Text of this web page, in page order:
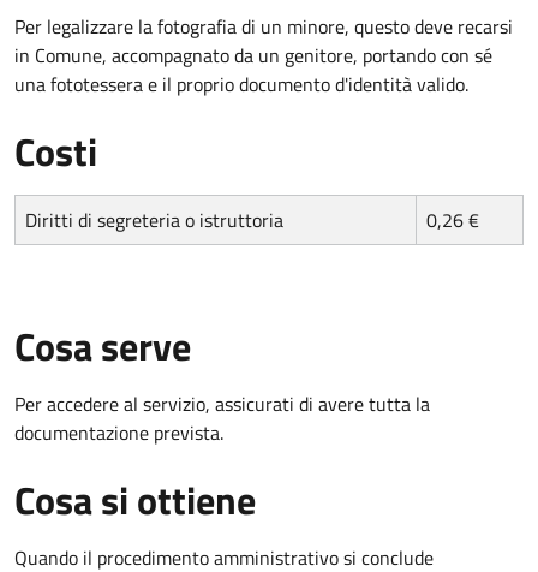
Per legalizzare la fotografia di un minore, questo deve recarsi
in Comune, accompagnato da un genitore, portando con sé
una fototessera e il proprio documento d'identità valido.
Costi
Diritti di segreteria o istruttoria 0,26 €
Cosa serve
Per accedere al servizio, assicurati di avere tutta la
documentazione prevista.
Cosa si ottiene
Quando il procedimento amministrativo si conclude